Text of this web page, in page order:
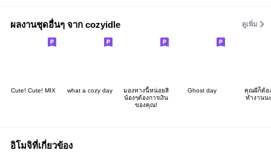
ผลงานชุดอื่นๆ จาก cozyidle ดูเพิ่ม
Cute! Cute! MIX what a cozy day
มองทางนี้หน่อยสิ
น้องๆต้องการเงิน
ของคุณ!
Ghost day
คุณผีก็ต้อ
ทำงานนะ
อิโมจิที่เกี่ยวข้อง